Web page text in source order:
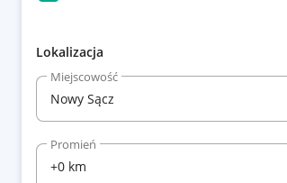
Lokalizacja
Miejscowość
Promień